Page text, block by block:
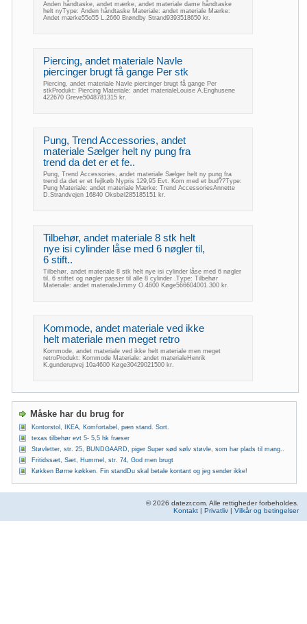
Anden håndtaske, andet mærke, andet materiale dame håndtaske
helt nyType: Anden håndtaske Materiale: andet materiale Mærke:
Andet mærke55o55 L.2660 Brøndby Strand9393518650 kr.
Piercing, andet materiale Navle
piercinger brugt få gange Per stk
Piercing, andet materiale Navle piercinger brugt få gange Per
stkProdukt: Piercing Materiale: andet materialeLouise A.Enghusene
422670 Greve5048781315 kr.
Pung, Trend Accessories, andet
materiale Sælger helt ny pung fra
trend da det er et fe..
Pung, Trend Accessories, andet materiale Sælger helt ny pung fra
trend da det er et fejlkøb Nypris 129,95 Evt. Kom med et bud??Type:
Pung Materiale: andet materiale Mærke: Trend AccessoriesAnnette
D.Strandvejen 16840 Oksbøl285185151 kr.
Tilbehør, andet materiale 8 stk helt
nye isi cylinder låse med 6 nøgler til,
6 stift..
Tilbehør, andet materiale 8 stk helt nye isi cylinder låse med 6 nøgler
til, 6 stiftet og nøgler passer til alle 8 cylinder .Type: Tilbehør
Materiale: andet materialeJimmy O.4600 Køge566604001.300 kr.
Kommode, andet materiale ved ikke
helt materiale men meget retro
Kommode, andet materiale ved ikke helt materiale men meget
retroProdukt: Kommode Materiale: andet materialeHenrik
K.gunderupvej 10a4600 Køge30429021500 kr.
Måske har du brug for
Kontorstol, IKEA, Komfortabel, pæn stand. Sort.
texas tilbehør evt 5- 5,5 hk fræser
Støvletter, str. 25, BUNDGAARD, piger Super sød sølv støvle, som har plads til mang..
Fritidssæt, Sæt, Hummel, str. 74, God men brugt
Køkken Børne køkken. Fin standDu skal betale kontant og jeg sender ikke!
© 2026 datezr.com. Alle rettigheder forbeholdes.
Kontakt | Privatliv | Vilkår og betingelser